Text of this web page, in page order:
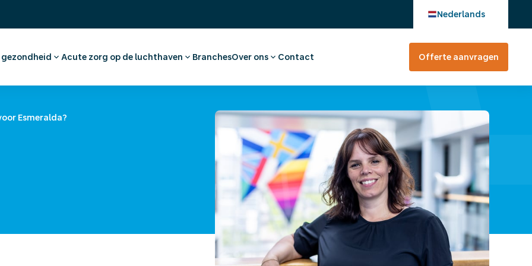
Nederlands
gezondheid
maken werknemer
medisch advies
Acute zorg op de luchthaven
Eerste Hulp en huisartsenzorg
BranchesOver ons
Ons verhaal
(On)tevreden?
Contact Offerte aanvragen
Esmeralda?